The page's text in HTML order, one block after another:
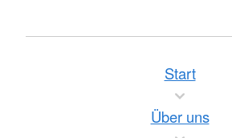
Start
Über uns